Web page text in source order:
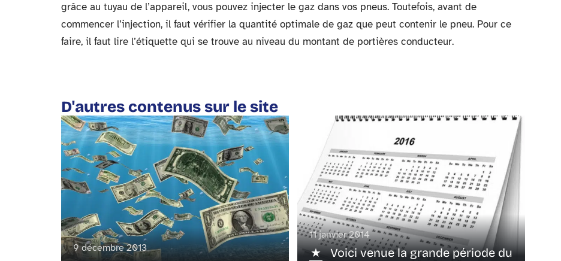
grâce au tuyau de l’appareil, vous pouvez injecter le gaz dans vos pneus. Toutefois, avant de
commencer l’injection, il faut vérifier la quantité optimale de gaz que peut contenir le pneu. Pour ce
faire, il faut lire l’étiquette qui se trouve au niveau du montant de portières conducteur.
D'autres contenus sur le site
9 décembre 2013
11 janvier 2014
Voici venue la grande période du